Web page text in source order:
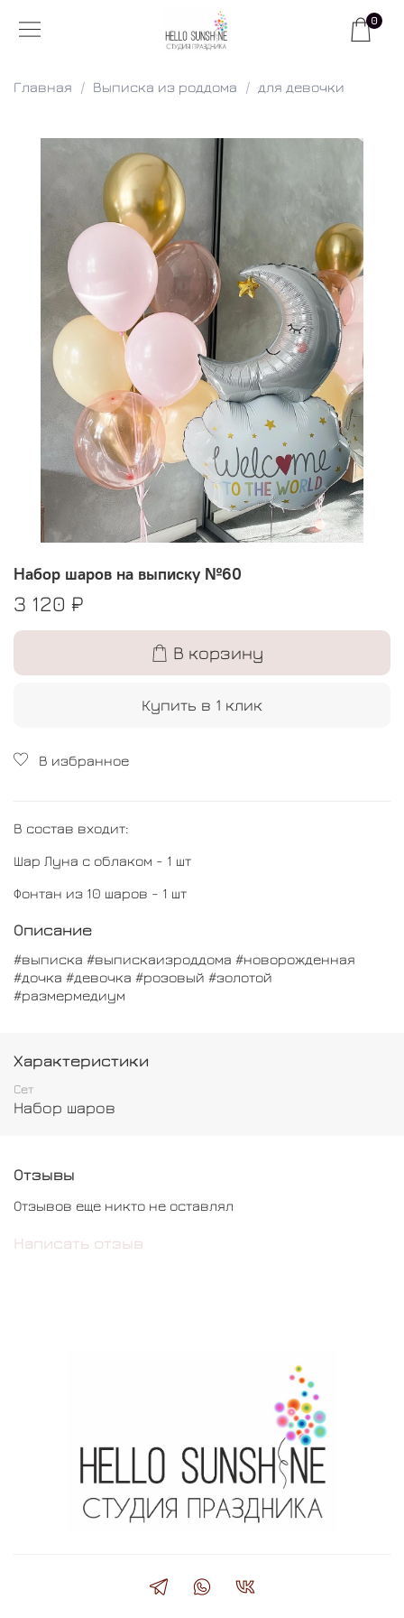
0
Главная Выписка из роддома для девочки
Набор шаров на выписку №60
3 120 ₽
В корзину
Купить в 1 клик
В избранное
В состав входит:
Шар Луна с облаком - 1 шт
Фонтан из 10 шаров - 1 шт
Описание
#выписка #выпискаизроддома #новорожденная
#дочка #девочка #розовый #золотой
#размермедиум
Характеристики
Сет
Набор шаров
Отзывы
Отзывов еще никто не оставлял
Написать отзыв